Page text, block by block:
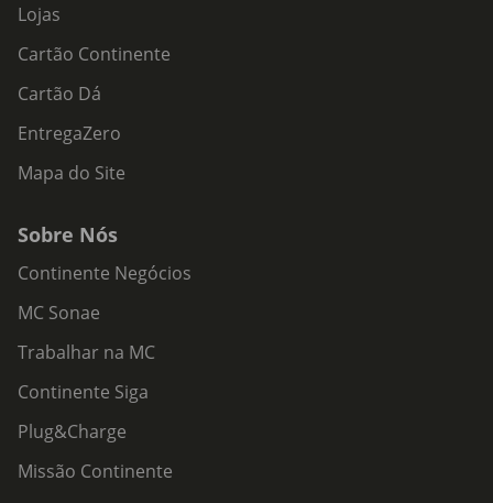
Lojas
Cartão Continente
Cartão Dá
EntregaZero
Mapa do Site
Sobre Nós
Continente Negócios
MC Sonae
Trabalhar na MC
Continente Siga
Plug&Charge
Missão Continente